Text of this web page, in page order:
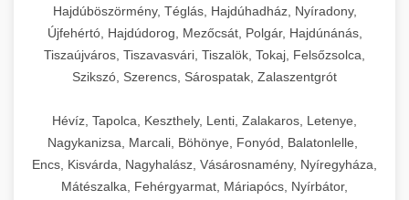
Hajdúböszörmény, Téglás, Hajdúhadház, Nyíradony,
Újfehértó, Hajdúdorog, Mezőcsát, Polgár, Hajdúnánás,
Tiszaújváros, Tiszavasvári, Tiszalök, Tokaj, Felsőzsolca,
Szikszó, Szerencs, Sárospatak, Zalaszentgrót
Hévíz, Tapolca, Keszthely, Lenti, Zalakaros, Letenye,
Nagykanizsa, Marcali, Böhönye, Fonyód, Balatonlelle,
Encs, Kisvárda, Nagyhalász, Vásárosnamény, Nyíregyháza,
Mátészalka, Fehérgyarmat, Máriapócs, Nyírbátor,